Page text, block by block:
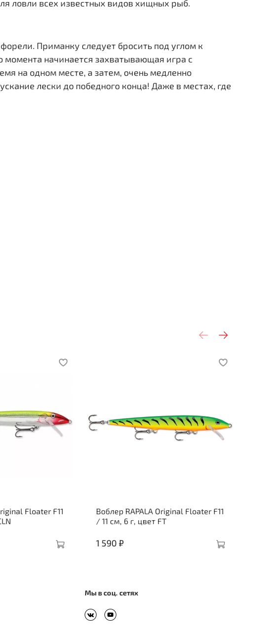
ловли всех известных видов хищных рыб.
Приманку следует бросить под углом к
момента начинается захватывающая игра с
на одном месте, а затем, очень медленно
лески до победного конца! Даже в местах, где
Floater F11
Воблер RAPALA Original Floater F11
/ 11 см, 6 г, цвет FT
1 590 ₽
Мы в соц. сетях